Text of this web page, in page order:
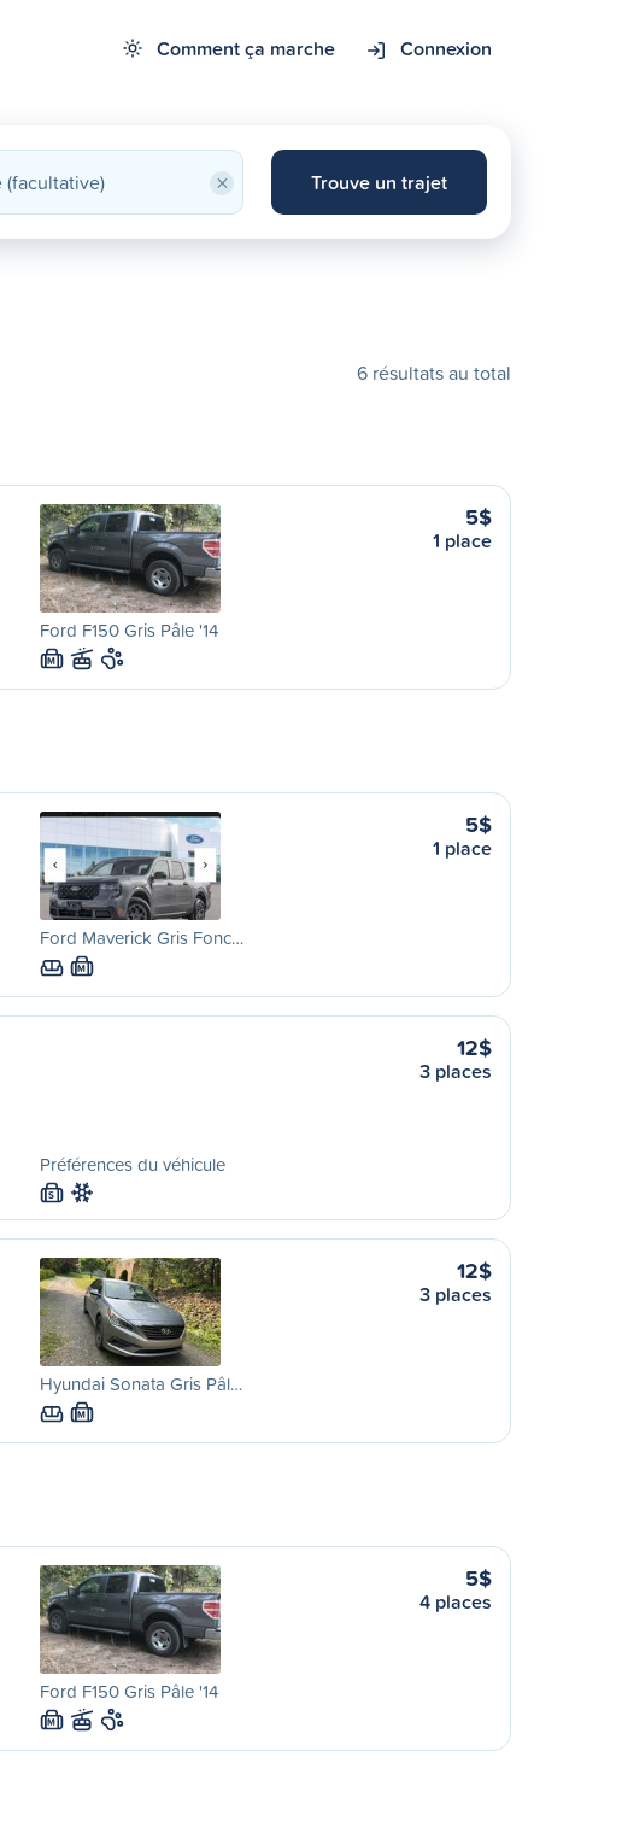
Comment ça marche Connexion
× Trouve un trajet
6 résultats au total
Ford F150 Gris Pâle '14
M
5$
1 place
Ford Maverick Gris Fonc…
M
5$
1 place
Préférences du véhicule
S
12$
3 places
Hyundai Sonata Gris Pâl…
M
12$
3 places
Ford F150 Gris Pâle '14
M
5$
4 places